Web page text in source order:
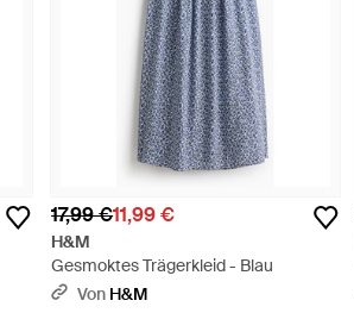
17,99 €11,99 €
H&M
Gesmoktes Trägerkleid - Blau
Von H&M